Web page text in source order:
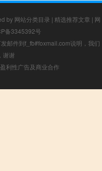
by 网站分类目录 | 精选推荐文章 | 网
备3345392号
邮件到f_fb#foxmail.com说明，我们
谢谢
利性广告及商业合作